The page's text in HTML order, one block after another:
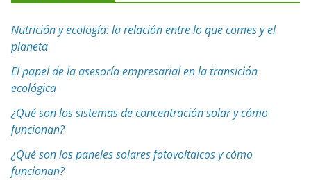
Nutrición y ecología: la relación entre lo que comes y el
planeta
El papel de la asesoría empresarial en la transición
ecológica
¿Qué son los sistemas de concentración solar y cómo
funcionan?
¿Qué son los paneles solares fotovoltaicos y cómo
funcionan?